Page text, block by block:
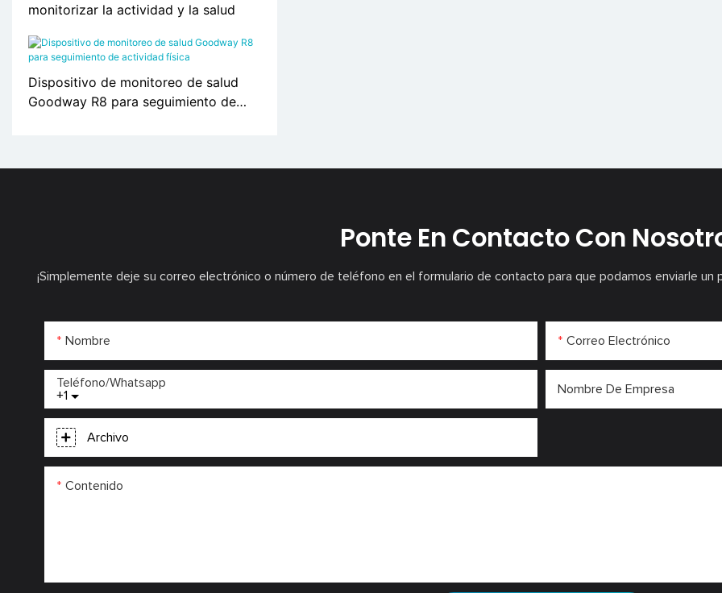
monitorizar la actividad y la salud
Dispositivo de monitoreo de salud
Goodway R8 para seguimiento de
Ponte En Contacto Con
¡Simplemente deje su correo electrónico o número de teléfono en el formulario de contacto para que podamos enviarle
Nombre Correo Electrónico
+1
Teléfono/whatsapp Nombre De Empresa
Archivo
Contenido